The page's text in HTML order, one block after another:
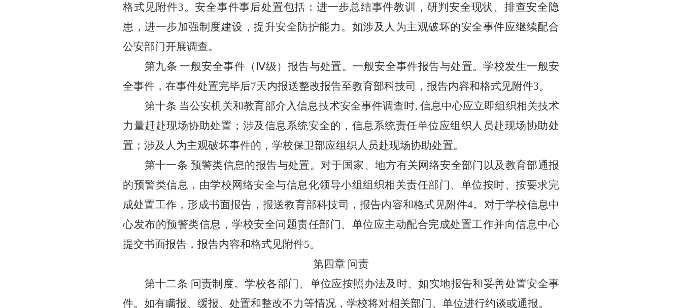
格式见附件3。安全事件事后处置包括：进一步总结事件教训，研判安全现状、排查安全隐
患，进一步加强制度建设，提升安全防护能力。如涉及人为主观破坏的安全事件应继续配合
公安部门开展调查。
第九条 一般安全事件（ Ⅳ级）报告与处置。一般安全事件报告与处置。学校发生一般安
全事件，在事件处置完毕后7天内报送整改报告至教育部科技司，报告内容和格式见附件3。
第十条 当公安机关和教育部介入信息技术安全事件调查时, 信息中心应立即组织相关技术
力量赶赴现场协助处置 ；涉及信息系统安全的，信息系统责任单位应组织人员赴现场协助处
置； 涉及人为主观破坏事件的，学校保卫部应组织人员赴现场协助处置。
第十一条 预警类信息的报告与处置。对于国家、地方有关网络安全部门以及教育部通报
的预警类信息，由学校网络安全与信息化领导小组组织相关责任部门、单位按时、按要求完
成处置工作，形成书面报告，报送教育部科技司， 报告内容和格式见附件4。对于学校信息中
心发布的预警类信息，学校安全问题责任部门、单位应主动配合完成处置工作并向信息中心
提交书面报告， 报告内容和格式见附件5。
第四章 问责
第十二条 问责制度。学校各部门、 单位应按照办法及时、如实地报告和妥善处置安全事
件。如有瞒报、缓报、处置和整改不力等情况， 学校将对相关部门、 单位进行约谈或通报。